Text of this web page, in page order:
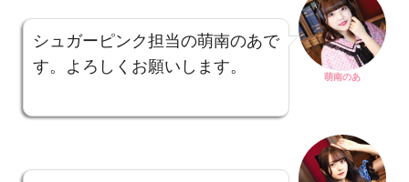
シュガーピンク担当の萌南のあで
す。よろしくお願いします。
萌南のあ